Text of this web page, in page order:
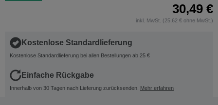
30,49 €
inkl. MwSt. (25,62 € ohne MwSt.)
Kostenlose Standardlieferung
Kostenlose Standardlieferung bei allen Bestellungen ab 25 €
Einfache Rückgabe
Innerhalb von 30 Tagen nach Lieferung zurücksenden. Mehr erfahren